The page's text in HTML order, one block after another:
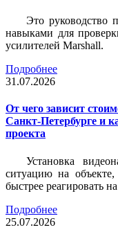
Это руководство
навыками для
усилителей Marshall.
Подробнее
31.07.2026
От чего зависит
Санкт-Петербурге и
проекта
Установка
ситуацию на
быстрее реагировать
Подробнее
25.07.2026